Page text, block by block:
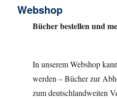
Webshop
Bücher bestellen und
In unserem Webshop
werden – Bücher zur
zum deutschlandweiten